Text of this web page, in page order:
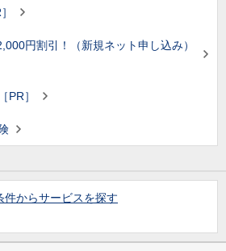
円割引！（新規ネット申し込み）
PR］
件からサービスを探す